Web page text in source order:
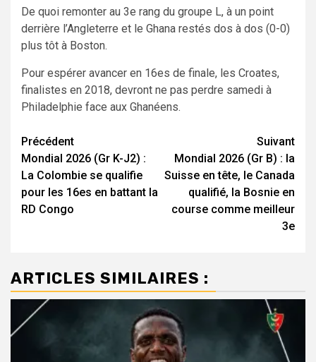
De quoi remonter au 3e rang du groupe L, à un point
derrière l’Angleterre et le Ghana restés dos à dos (0-0)
plus tôt à Boston.
Pour espérer avancer en 16es de finale, les Croates,
finalistes en 2018, devront ne pas perdre samedi à
Philadelphie face aux Ghanéens.
Navigation
d’article
Précédent
Mondial 2026 (Gr K-J2) :
La Colombie se qualifie
pour les 16es en battant la
RD Congo
Suivant
Mondial 2026 (Gr B) : la
Suisse en tête, le Canada
qualifié, la Bosnie en
course comme meilleur
3e
ARTICLES SIMILAIRES :